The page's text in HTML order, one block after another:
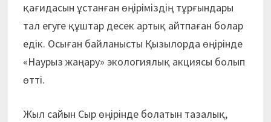
қағидасын ұстанған өңіріміздің тұрғындары
тал егуге құштар десек артық айтпаған болар
едік. Осыған байланысты Қызылорда өңірінде
«Наурыз жаңару» экологиялық акциясы болып
өтті.
Жыл сайын Сыр өңірінде болатын тазалық,